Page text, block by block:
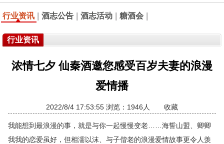
行业资讯 酒志公告 酒志活动 糖酒会
行业资讯
浓情七夕 仙秦酒邀您感受百岁夫妻的浪漫
爱情播
2022/8/4 17:53:55 浏览：1946人 收藏
我能想到最浪漫的事，就是与你一起慢慢变老……海誓山盟、卿卿
我我的恋爱虽好，但相濡以沫、与子偕老的浪漫爱情故事更令人羡